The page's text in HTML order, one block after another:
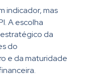
indicador, mas
A escolha
da
do
e da maturidade